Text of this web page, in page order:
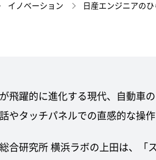
イノベーション 日産エンジニアのひ
飛躍的に進化する現代、自動車
やタッチパネルでの直感的な操
合研究所 横浜ラボの上田は、「